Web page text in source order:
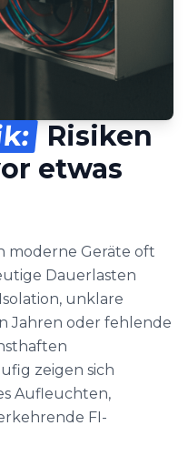
Risiken
etwas
moderne Geräte oft
Dauerlasten
unklare
Jahren oder fehlende
zeigen sich
Aufleuchten,
FI-